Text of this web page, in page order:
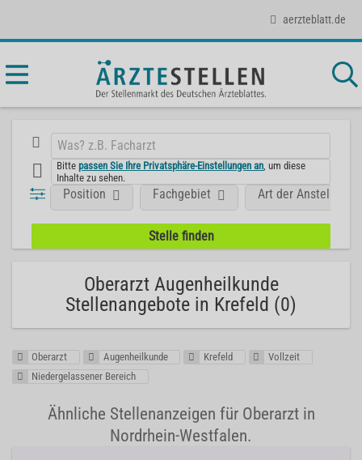
aerzteblatt.de
Bittepassen Sie Ihre Privatsphäre-Einstellungen an , um diese
Inhalte zu sehen.
Position Fachgebiet Art der Anstellung
Oberarzt Augenheilkunde
Stellenangebote in Krefeld (0)
Oberarzt Augenheilkunde Krefeld
Vollzeit
Niedergelassener Bereich
Ähnliche Stellenanzeigen für Oberarzt in
Nordrhein-Westfalen.